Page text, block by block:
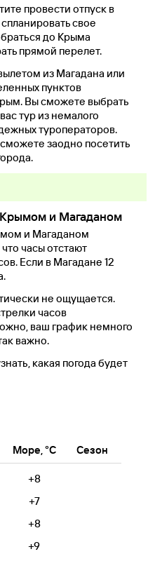
провести отпуск в
свое
до Крыма
прямой перелет.
из Магадана или
пунктов
Вы сможете выбрать
тур из немалого
туроператоров.
заодно посетить
и Магаданом
и Магаданом
часы отстают
Если в Магадане 12
не ощущается.
часов
ваш график немного
важно.
какая погода будет
Море, °C Сезон
+8
+7
+8
+9